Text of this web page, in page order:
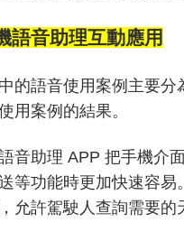
語音助理互動應用
的語音使用案例主要
用案例的結果。
音助理 APP 把手機介
等功能時更加快速容
允許駕駛人查詢需要的